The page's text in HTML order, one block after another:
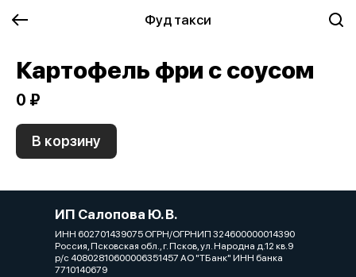
Фуд такси
Картофель фри с соусом
0 ₽
В корзину
ИП Салопова Ю. В.
ИНН 602701439075 ОГРН/ОГРНИП 324600000014390
Россия, Псковская обл., г. Псков, ул. Народна д.12 кв.9
р/с 40802810600006351457 АО "ТБанк" ИНН банка
7710140679